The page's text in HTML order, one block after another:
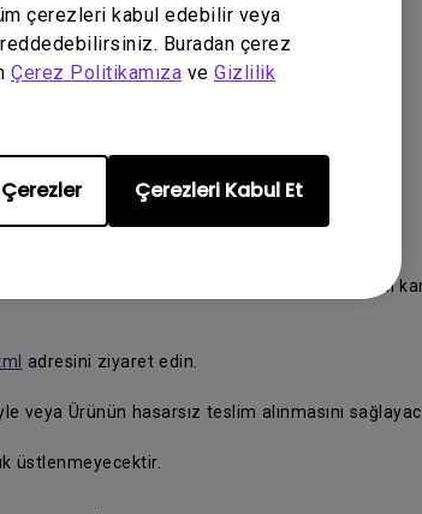
çerezleri kabul edebilir veya
Buradan çerez
Çerez Politikamıza ve Gizlilik
Çerezleri Kabul Et
yürürlükte olan yasalara göre yürütülecektir.
veya götürün. Lütfen satın alma tarihini
adresini ziyaret edin.
veya Ürünün hasarsız teslim alınmasını
üstlenmeyecektir.